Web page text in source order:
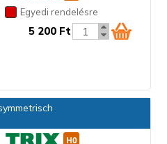
Egyedi rendelésre
5 200 Ft